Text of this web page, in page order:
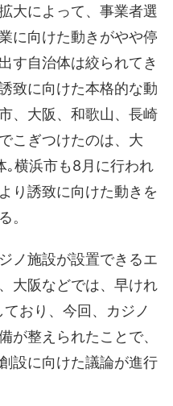
大によって、事業者選
に向けた動きがやや停
す自治体は絞られてき
致に向けた本格的な動
、大阪、和歌山、長崎
こぎつけたのは、大
｡横浜市も8月に行われ
り誘致に向けた動きを
。
ノ施設が設置できるエ
大阪などでは、早けれ
おり、今回、カジノ
が整えられたことで、
設に向けた議論が進行